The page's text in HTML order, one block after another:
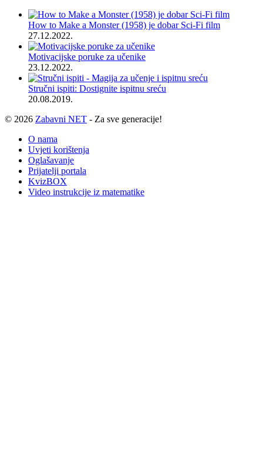
How to Make a Monster (1958) je dobar Sci-Fi film
27.12.2022.
Motivacijske poruke za učenike
23.12.2022.
Stručni ispiti: Dostignite ispitnu sreću
20.08.2019.
© 2026 Zabavni NET - Za sve generacije!
O nama
Uvjeti korištenja
Oglašavanje
Prijatelji portala
KvizBOX
Video instrukcije iz matematike